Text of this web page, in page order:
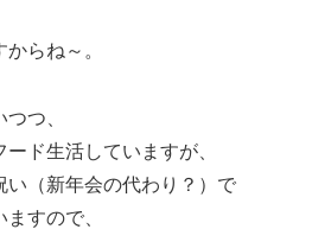
らね～。
つ、
ド生活していますが、
い（新年会の代わり？）で
すので、